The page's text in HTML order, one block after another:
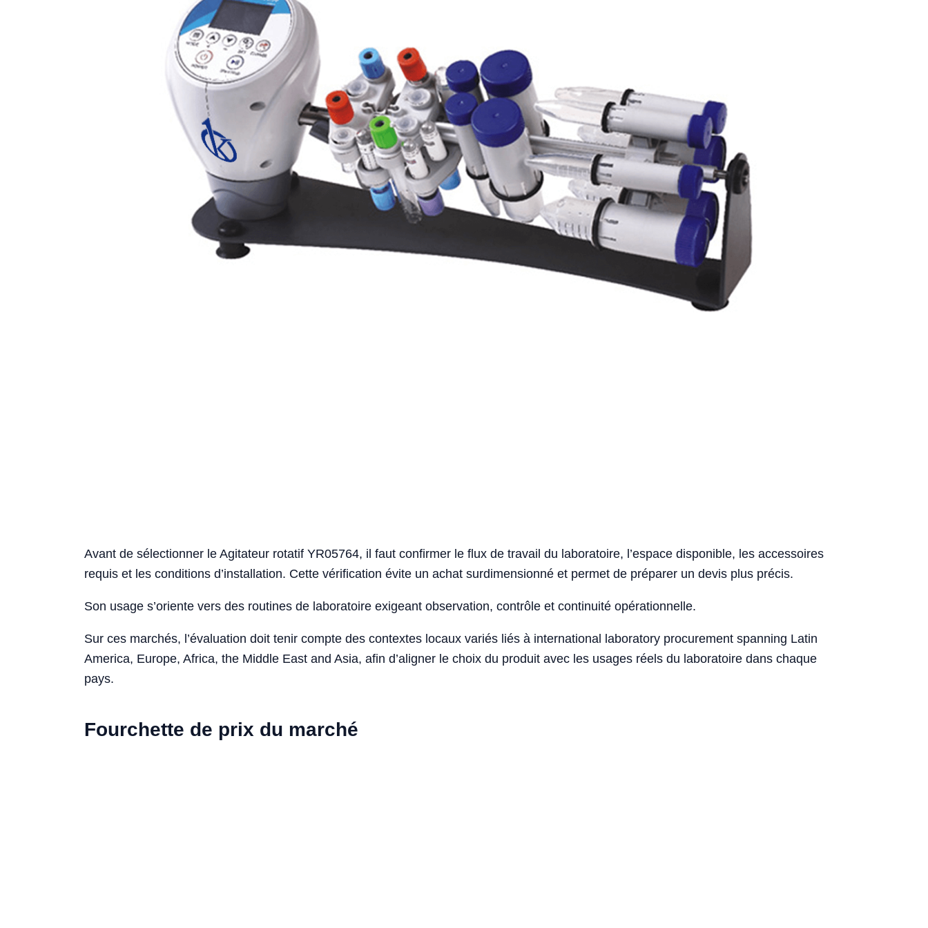
Avant de sélectionner le Agitateur rotatif YR05764, il faut confirmer le flux de travail du laboratoire, l’espace disponible, les accessoires
requis et les conditions d’installation. Cette vérification évite un achat surdimensionné et permet de préparer un devis plus précis.
Son usage s’oriente vers des routines de laboratoire exigeant observation, contrôle et continuité opérationnelle.
Sur ces marchés, l’évaluation doit tenir compte des contextes locaux variés liés à international laboratory procurement spanning Latin
America, Europe, Africa, the Middle East and Asia, afin d’aligner le choix du produit avec les usages réels du laboratoire dans chaque
pays.
Fourchette de prix du marché